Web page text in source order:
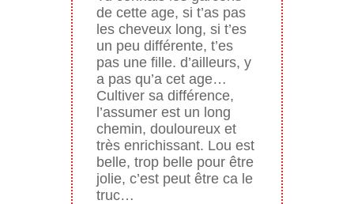
de cette age, si t’as pas
les cheveux long, si t’es
un peu différente, t’es
pas une fille. d’ailleurs, y
a pas qu’a cet age…
Cultiver sa différence,
l’assumer est un long
chemin, douloureux et
très enrichissant. Lou est
belle, trop belle pour être
jolie, c’est peut être ca le
truc…